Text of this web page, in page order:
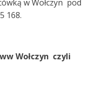
w Wołczyn pod
168.
Wołczyn czyli